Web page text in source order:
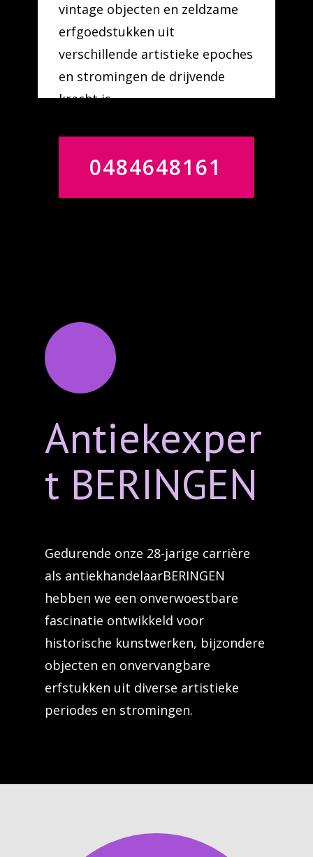
vintage objecten en zeldzame
erfgoedstukken uit
verschillende artistieke epoches
en stromingen de drijvende
kracht is.
0484648161
Antiekexper
t BERINGEN
Gedurende onze 28-jarige carrière
als antiekhandelaarBERINGEN
hebben we een onverwoestbare
fascinatie ontwikkeld voor
historische kunstwerken, bijzondere
objecten en onvervangbare
erfstukken uit diverse artistieke
periodes en stromingen.